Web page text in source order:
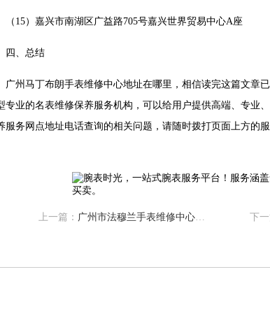
心（需提前预约）
心（需提前预约）
中心（需提前预约）
中心（需提前预约）
光售后服务中心（需提前预约）
（需提前预约）
（需提前预约）
（需提前预约）
（需提前预约）
中心（需提前预约）
时光售后服务中心（需提前预约）
（需提前预约）
务中心（需提前预约）
（15）嘉兴市南湖区广益路705号嘉兴世界贸易中心A座
四、总结
广州马丁布朗手表维修中心地址在哪里，相信读完这篇文章
专业的名表维修保养服务机构，可以给用户提供高端、专业
服务网点地址电话查询的相关问题，请随时拨打页面上方的
上一篇： 广州市法穆兰手表维修中心电话（24小时专业服务热线） 下